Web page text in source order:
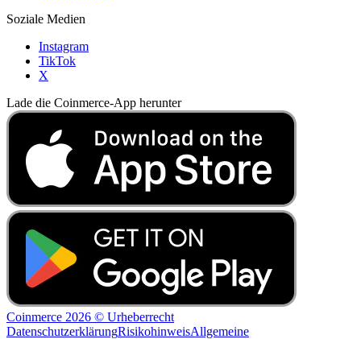
Soziale Medien
Instagram
TikTok
X
Lade die Coinmerce-App herunter
Coinmerce 2026 © Urheberrecht
DatenschutzerklärungRisikohinweisAllgemeine